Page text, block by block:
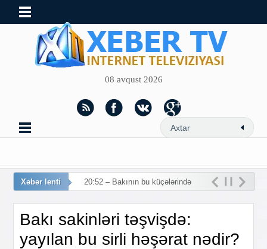
08 avqust 2026
Xəbər lenti 20:52 – Bakının bu küçələrində
Bakı sakinləri təşvişdə:
yayılan bu sirli həşərat nədir?